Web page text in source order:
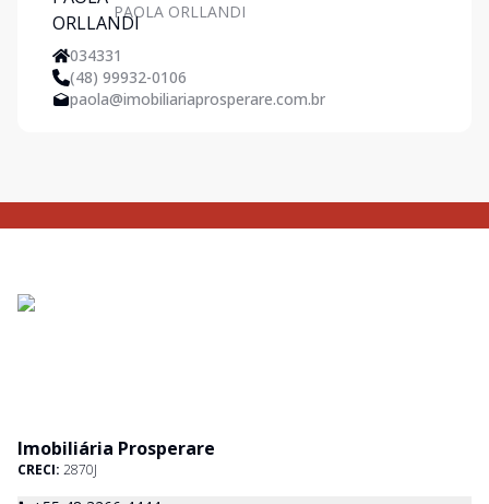
PAOLA ORLLANDI
034331
(48) 99932-0106
paola@imobiliariaprosperare.com.br
Imobiliária Prosperare
CRECI: 2870J